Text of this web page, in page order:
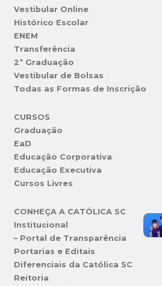
Vestibular Online
Histórico Escolar
ENEM
Transferência
2ª Graduação
Vestibular de Bolsas
Todas as Formas de Inscrição
CURSOS
Graduação
EaD
Educação Corporativa
Educação Executiva
Cursos Livres
CONHEÇA A CATÓLICA SC
Institucional
– Portal de Transparência
Portarias e Editais
Diferenciais da Católica SC
Reitoria